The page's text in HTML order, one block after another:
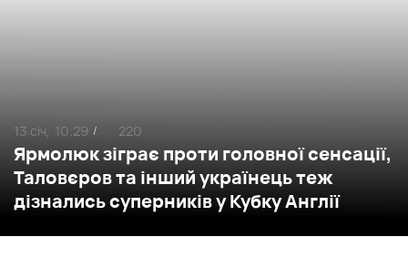
Ярмолюк зіграє проти головної сенсації,
Таловєров та інший українець теж
дізнались суперників у Кубку Англії
13 січ, 10:29 / 220